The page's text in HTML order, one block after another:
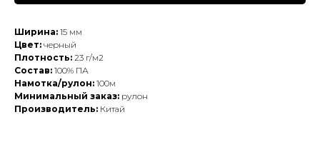
Ширина: 15 мм
Цвет: черный
Плотность: 23 г/м2
Состав: 100% ПА
Намотка/рулон: 100м
Минимальный заказ: рулон
Производитель: Китай